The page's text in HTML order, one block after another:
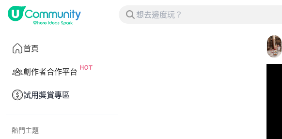
首頁
創作者合作平台
試用獎賞專區
熱門主題